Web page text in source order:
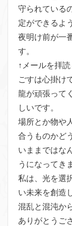
守られている
定ができるよ
夜明け前が一
す。
↑メールを拝
ごすは心掛け
龍が頑張って
しいです。
場所とか物や
合うものかど
いままではな
うになってき
私は、光を選
い未来を創造
混乱と混沌か
ありがとうご